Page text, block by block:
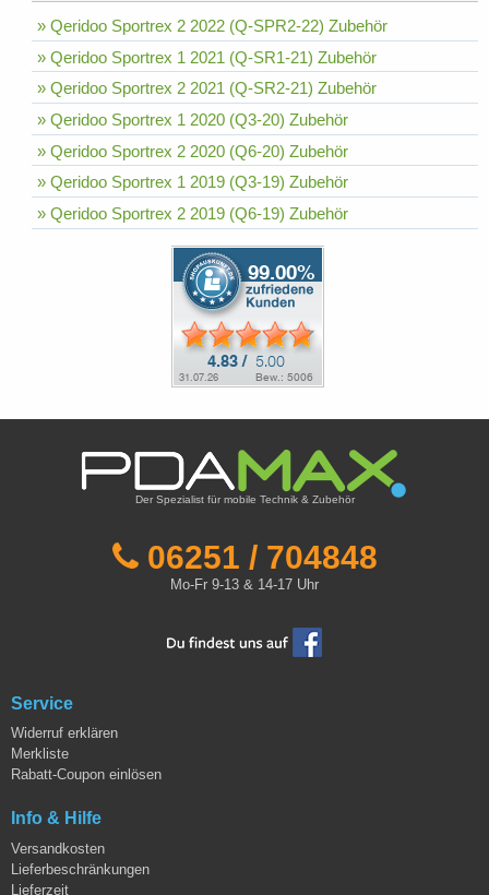
» Qeridoo Sportrex 2 2022 (Q-SPR2-22) Zubehör
» Qeridoo Sportrex 1 2021 (Q-SR1-21) Zubehör
» Qeridoo Sportrex 2 2021 (Q-SR2-21) Zubehör
» Qeridoo Sportrex 1 2020 (Q3-20) Zubehör
» Qeridoo Sportrex 2 2020 (Q6-20) Zubehör
» Qeridoo Sportrex 1 2019 (Q3-19) Zubehör
» Qeridoo Sportrex 2 2019 (Q6-19) Zubehör
Der Spezialist für mobile Technik & Zubehör
06251 / 704848
Mo-Fr 9-13 & 14-17 Uhr
Service
Widerruf erklären
Merkliste
Rabatt-Coupon einlösen
Info & Hilfe
Versandkosten
Lieferbeschränkungen
Lieferzeit